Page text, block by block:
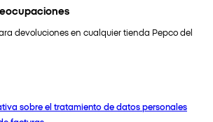
devoluciones en cualquier tienda Pepco del
sobre el tratamiento de datos personales